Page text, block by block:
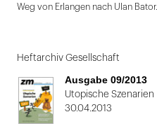
Weg von Erlangen nach Ulan Bator.
1
von
Heftarchiv Gesellschaft
Ausgabe 09/2013
Utopische Szenarien
30.04.2013